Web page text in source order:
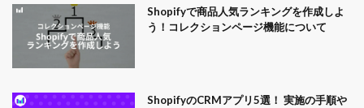
Shopifyで商品人気ランキングを作成しよ
う！コレクションページ機能について
ShopifyのCRMアプリ5選！ 実施の手順や